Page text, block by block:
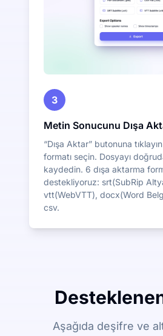
3
Metin Sonucunu Dışa
“Dışa Aktar” butonuna
formatı seçin. Dosyayı
kaydedin. 6 dışa aktarma
destekliyoruz: srt(SubRip
vtt(WebVTT), docx(Word
csv.
Aşağıda deşifre ve